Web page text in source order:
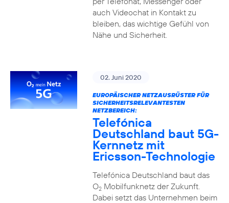
auch Videochat in Kontakt zu
bleiben, das wichtige Gefühl von
Nähe und Sicherheit.
02. Juni 2020
EUROPÄISCHER NETZAUSRÜSTER FÜR
SICHERHEITSRELEVANTESTEN
NETZBEREICH:
Telefónica
Deutschland baut 5G-
Kernnetz mit
Ericsson-Technologie
Telefónica Deutschland baut das
O2Mobilfunknetz der Zukunft.
Dabei setzt das Unternehmen beim